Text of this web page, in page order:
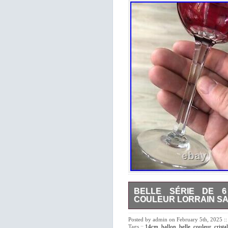
BELLE SÉRIE DE 6
COULEUR LORRAIN
Cristal forme Ballon
Posted by admin on February 5th, 2025
Tags :: 14cm ballon belle couleur cristal